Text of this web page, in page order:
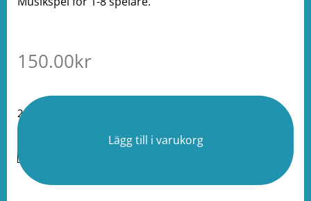
150.00kr
2 i lager
Lägg till i varukorg